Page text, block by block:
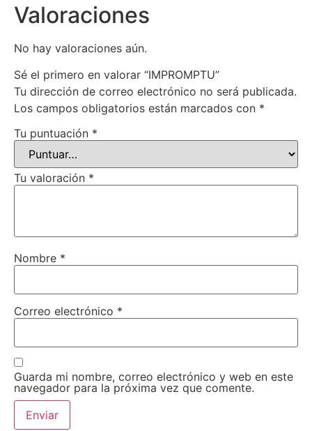
Valoraciones
No hay valoraciones aún.
Sé el primero en valorar “IMPROMPTU”
Tu dirección de correo electrónico no será publicada.
Los campos obligatorios están marcados con *
Tu puntuación *
Tu valoración *
Nombre *
Correo electrónico *
Guarda mi nombre, correo electrónico y web en este
navegador para la próxima vez que comente.